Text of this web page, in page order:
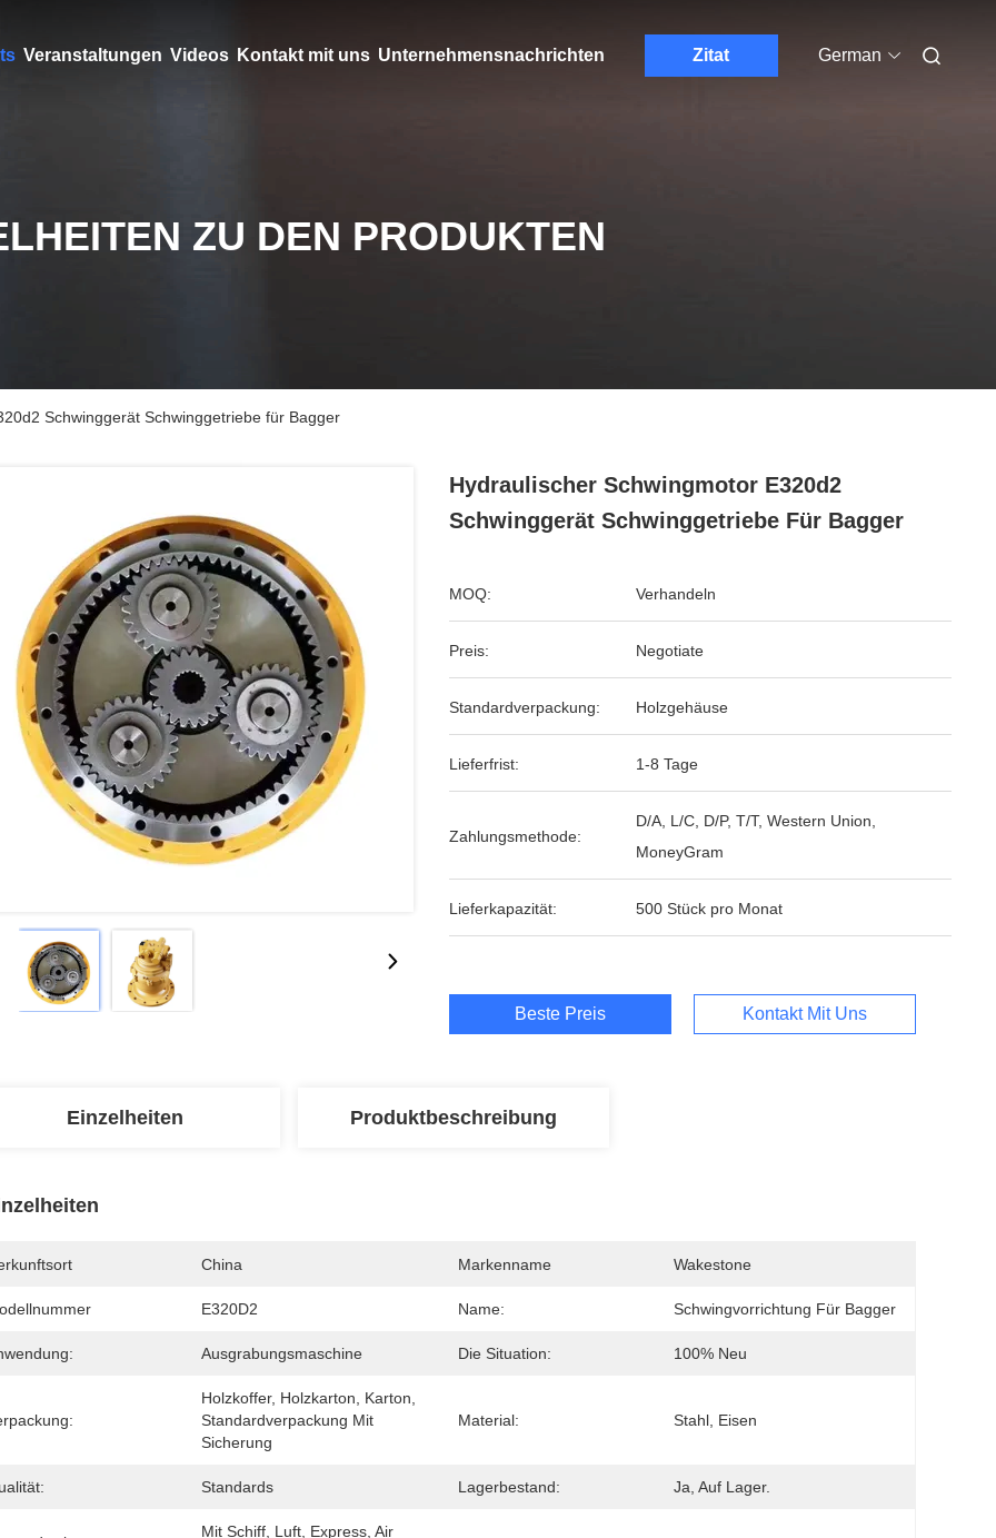
Veranstaltungen Videos Kontakt mit uns Unternehmensnachrichten Zitat German
ZU DEN PRODUKTEN
Schwinggerät Schwinggetriebe für Bagger
Hydraulischer Schwingmotor E320d2
Schwinggerät Schwinggetriebe Für Bagger
MOQ: Verhandeln
Preis: Negotiate
Standardverpackung: Holzgehäuse
Lieferfrist: 1-8 Tage
Zahlungsmethode:
D/A, L/C, D/P, T/T, Western Union,
MoneyGram
Lieferkapazität: 500 Stück pro Monat
Beste Preis Kontakt Mit Uns
Einzelheiten Produktbeschreibung
China Markenname Wakestone
E320D2 Name: Schwingvorrichtung Für Bagger
Ausgrabungsmaschine Die Situation: 100% Neu
Holzkoffer, Holzkarton, Karton,
Standardverpackung Mit
Sicherung
Material: Stahl, Eisen
Standards Lagerbestand: Ja, Auf Lager.
Mit Schiff, Luft, Express, Air